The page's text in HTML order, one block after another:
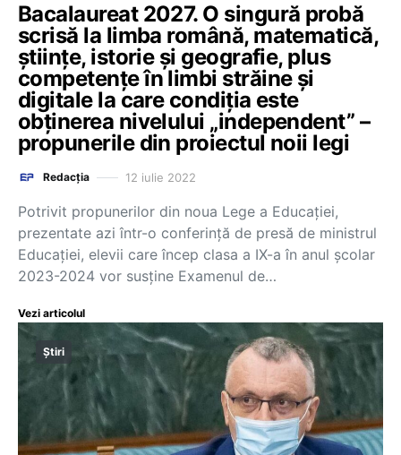
Bacalaureat 2027. O singură probă
scrisă la limba română, matematică,
științe, istorie și geografie, plus
competențe în limbi străine și
digitale la care condiția este
obținerea nivelului „independent” –
propunerile din proiectul noii legi
Redacția 12 iulie 2022
Potrivit propunerilor din noua Lege a Educației,
prezentate azi într-o conferință de presă de ministrul
Educației, elevii care încep clasa a IX-a în anul școlar
2023-2024 vor susține Examenul de…
Vezi articolul
Știri